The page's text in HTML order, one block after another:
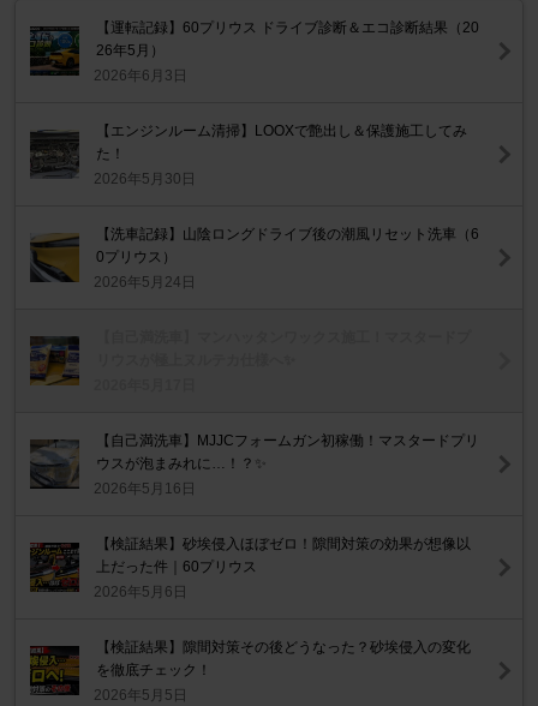
【運転記録】60プリウス ドライブ診断＆エコ診断結果（20
26年5月）
2026年6月3日
【エンジンルーム清掃】LOOXで艶出し＆保護施工してみ
た！
2026年5月30日
【洗車記録】山陰ロングドライブ後の潮風リセット洗車（6
0プリウス）
2026年5月24日
【自己満洗車】MJJCフォームガン初稼働！マスタードプリ
ウスが泡まみれに…！？✨
2026年5月16日
【検証結果】砂埃侵入ほぼゼロ！隙間対策の効果が想像以
上だった件｜60プリウス
2026年5月6日
【検証結果】隙間対策その後どうなった？砂埃侵入の変化
を徹底チェック！
2026年5月5日